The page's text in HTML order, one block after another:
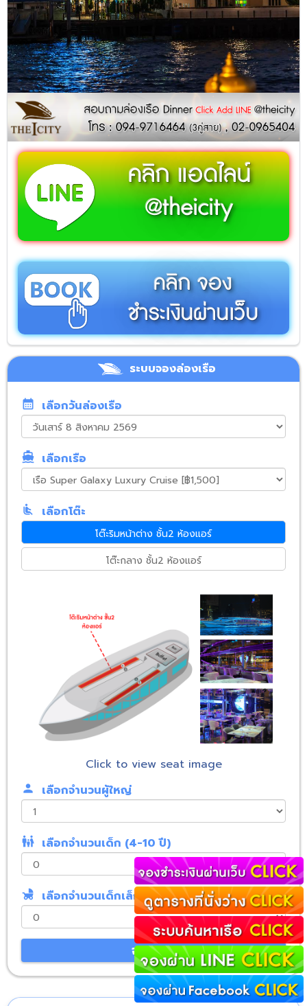
คลิก แอดไลน์
@theicity
คลิก จอง
ชำระเงินผ่านเว็บ
ระบบจองล่องเรือ
calendar_month เลือกวันล่องเรือ
directions_boat เลือกเรือ
airline_seat_recline_normal เลือกโต๊ะ
โต๊ะริมหน้าต่าง ชั้น2 ห้องแอร์
โต๊ะกลาง ชั้น2 ห้องแอร์
Click to view seat image
person เลือกจำนวนผู้ใหญ่
family_restroom เลือกจำนวนเด็ก (4-10 ปี)
child_friendly เลือกจำนวนเด็กเล็ก (0-3 ปี)
จองเลย